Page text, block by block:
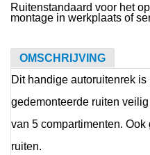
Ruitenstandaard voor het
montage in werkplaats of
OMSCHRIJVING
Dit handige autoruitenrek
gedemonteerde ruiten
van 5 compartimenten.
ruiten.